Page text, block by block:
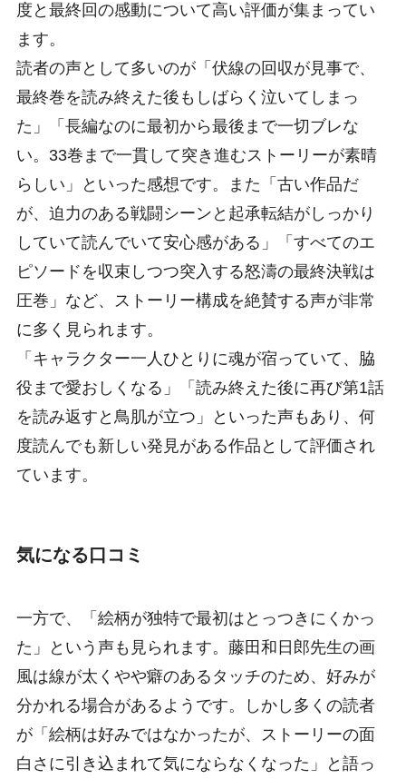
度と最終回の感動について高い評価が集まってい
ます。
読者の声として多いのが「伏線の回収が見事で、
最終巻を読み終えた後もしばらく泣いてしまっ
た」「長編なのに最初から最後まで一切ブレな
い。33巻まで一貫して突き進むストーリーが素晴
らしい」といった感想です。また「古い作品だ
が、迫力のある戦闘シーンと起承転結がしっかり
していて読んでいて安心感がある」「すべてのエ
ピソードを収束しつつ突入する怒濤の最終決戦は
圧巻」など、ストーリー構成を絶賛する声が非常
に多く見られます。
「キャラクター一人ひとりに魂が宿っていて、脇
役まで愛おしくなる」「読み終えた後に再び第1話
を読み返すと鳥肌が立つ」といった声もあり、何
度読んでも新しい発見がある作品として評価され
ています。
気になる口コミ
一方で、「絵柄が独特で最初はとっつきにくかっ
た」という声も見られます。藤田和日郎先生の画
風は線が太くやや癖のあるタッチのため、好みが
分かれる場合があるようです。しかし多くの読者
が「絵柄は好みではなかったが、ストーリーの面
白さに引き込まれて気にならなくなった」と語っ